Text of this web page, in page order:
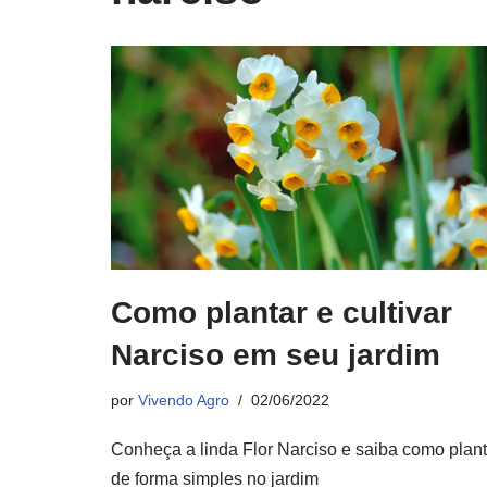
Como plantar e cultivar
Narciso em seu jardim
por Vivendo Agro 02/06/2022
Conheça a linda Flor Narciso e saiba como
de forma simples no jardim